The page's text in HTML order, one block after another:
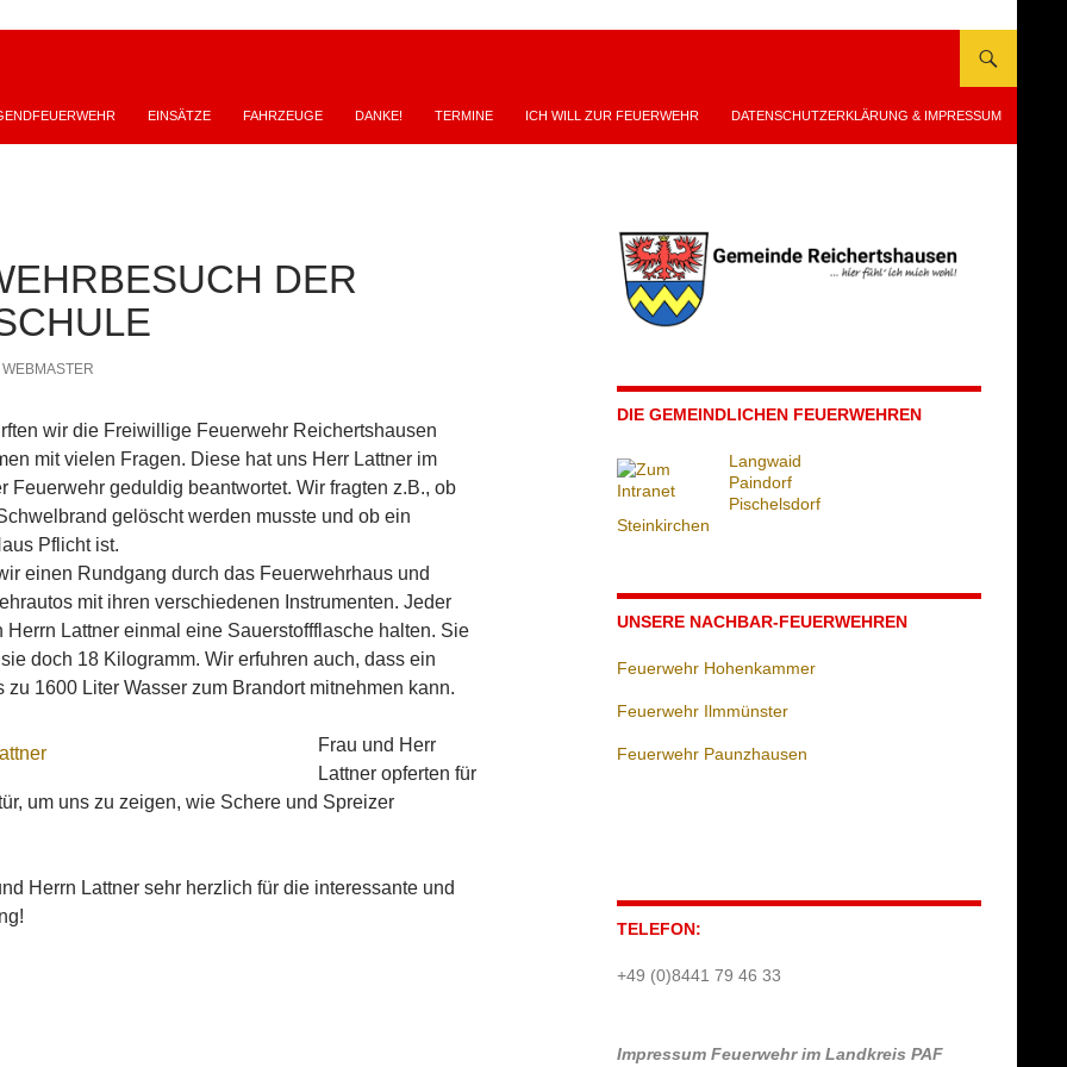
EINSÄTZE FAHRZEUGE DANKE! TERMINE ICH WILL ZUR FEUERWEHR DATENSCHUTZERKLÄRUNG & IMPRESSUM
DER
WEBMASTER
wir die Freiwillige Feuerwehr Reichertshausen
mit vielen Fragen. Diese hat uns Herr Lattner im
Feuerwehr geduldig beantwortet. Wir fragten z.B., ob
gelöscht werden musste und ob ein
Pflicht ist.
einen Rundgang durch das Feuerwehrhaus und
mit ihren verschiedenen Instrumenten. Jeder
Herrn Lattner einmal eine Sauerstoffflasche halten. Sie
doch 18 Kilogramm. Wir erfuhren auch, dass ein
zu 1600 Liter Wasser zum Brandort mitnehmen kann.
Frau und Herr
Lattner opferten für
um uns zu zeigen, wie Schere und Spreizer
Herrn Lattner sehr herzlich für die interessante und
DIE GEMEINDLICHEN FEUERWEHREN
Langwaid
Paindorf
Pischelsdorf
Steinkirchen
UNSERE NACHBAR-FEUERWEHREN
Feuerwehr Hohenkammer
Feuerwehr Ilmmünster
Feuerwehr Paunzhausen
TELEFON:
+49 (0)8441 79 46 33
Impressum Feuerwehr im Landkreis PAF